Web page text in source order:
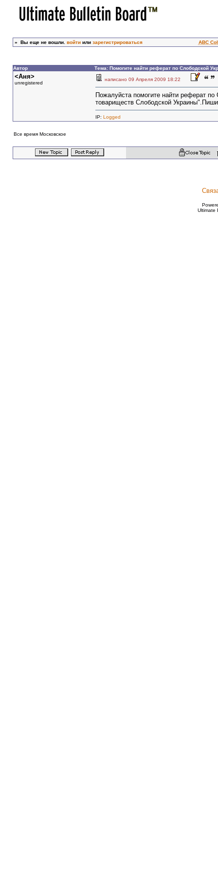
» Вы еще не вошли. войтиили зарегистрироваться ABC
Автор Тема: Помогите найти реферат по Слободской
<Аня>
unregistered
написано 09 Апреля 2009 18:22
Пожалуйста помогите найти реферат
товариществ Слободской
IP: Logged
Все время Московское
Ultimate